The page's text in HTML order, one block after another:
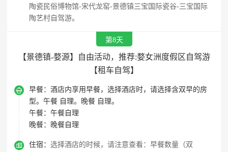
陶瓷民俗博物馆-宋代龙窑-景德镇三宝国际瓷谷-三宝国际
陶艺村自驾游。
第8天
【景德镇-婺源】自由活动，推荐:婺女洲度假区自驾游
【租车自驾】
 早餐： 酒店内享用早餐，选择酒店时，请选择含双早的房
型。午餐 自理。晚餐 自理。
午餐： 午餐自理
晚餐：
晚餐自理
 住宿： 选择酒店的时候，请注意查看：早餐数量（双